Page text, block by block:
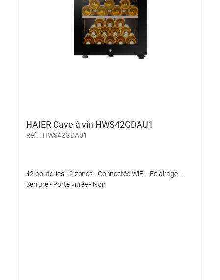
HAIER Cave à vin HWS42GDAU1
Réf. : HWS42GDAU1
42 bouteilles - 2 zones - Connectée WiFi - Eclairage -
Serrure - Porte vitrée - Noir